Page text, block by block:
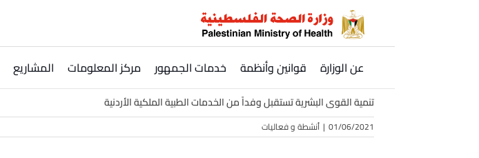
عن الوزارة قوانين وأنظمة خدمات الجمهور مركز المعلومات المشاريع
تنمية القوى البشرية تستقبل وفداً من الخدمات الطبية الملكية الأردنية
01/06/2021
| أنشطة و فعاليات